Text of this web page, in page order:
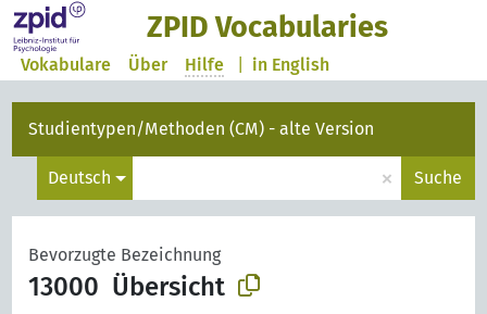
ZPID Vocabularies
in English
Vokabulare Über Hilfe
Studientypen/Methoden (CM) - alte Version
Deutsch × Suche
Bevorzugte Bezeichnung
13000 Übersicht